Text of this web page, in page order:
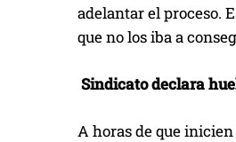
adelantar el proceso.
que no los iba a
Sindicato declara
A horas de que